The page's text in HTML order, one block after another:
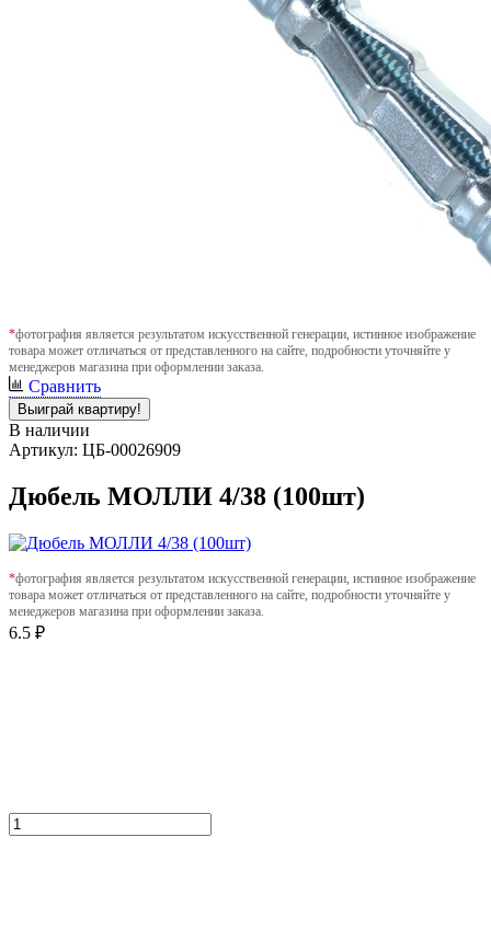
*фотография является результатом искусственной генерации, истинное изображение
товара может отличаться от представленного на сайте, подробности уточняйте у
менеджеров магазина при оформлении заказа.
Сравнить
Выиграй квартиру!
В наличии
Артикул: ЦБ-00026909
Дюбель МОЛЛИ 4/38 (100шт)
*фотография является результатом искусственной генерации, истинное изображение
товара может отличаться от представленного на сайте, подробности уточняйте у
менеджеров магазина при оформлении заказа.
6.5 ₽